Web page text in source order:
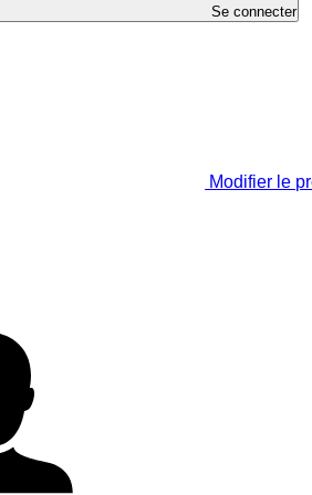
Se connecter
Modifier le